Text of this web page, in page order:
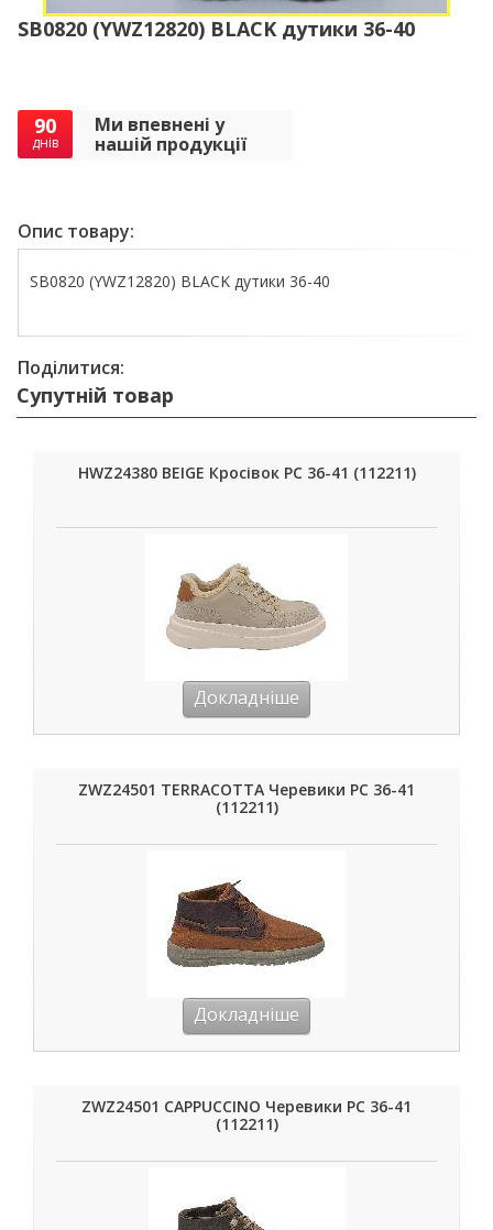
SB0820 (YWZ12820) BLACK дутики 36-40
90
днів
Ми впевнені у
нашій продукції
Опис товару:
SB0820 (YWZ12820) BLACK дутики 36-40
Поділитися:
Супутній товар
HWZ24380 BEIGE Кросівок РС 36-41 (112211)
Докладніше
ZWZ24501 TERRACOTTA Черевики РС 36-41
(112211)
Докладніше
ZWZ24501 CAPPUCCINO Черевики РС 36-41
(112211)